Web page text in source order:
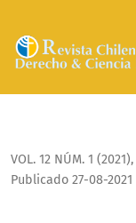
VOL. 12 NÚM. 1 (2021),
Publicado 27-08-2021